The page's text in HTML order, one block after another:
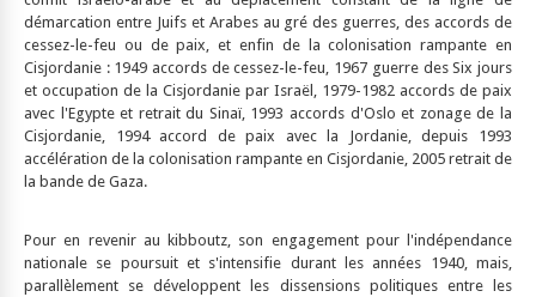
démarcation entre Juifs et Arabes au gré des guerres, des accords de
cessez-le-feu ou de paix, et enfin de la colonisation rampante en
Cisjordanie : 1949 accords de cessez-le-feu, 1967 guerre des Six jours
et occupation de la Cisjordanie par Israël, 1979-1982 accords de paix
avec l'Egypte et retrait du Sinaï, 1993 accords d'Oslo et zonage de la
Cisjordanie, 1994 accord de paix avec la Jordanie, depuis 1993
accélération de la colonisation rampante en Cisjordanie, 2005 retrait de
la bande de Gaza.
Pour en revenir au kibboutz, son engagement pour l'indépendance
nationale se poursuit et s'intensifie durant les années 1940, mais,
parallèlement se développent les dissensions politiques entre les